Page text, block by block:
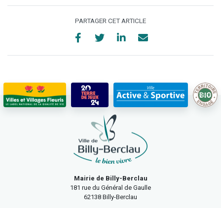
PARTAGER CET ARTICLE
Mairie de Billy-Berclau
181 rue du Général de Gaulle
62138 Billy-Berclau